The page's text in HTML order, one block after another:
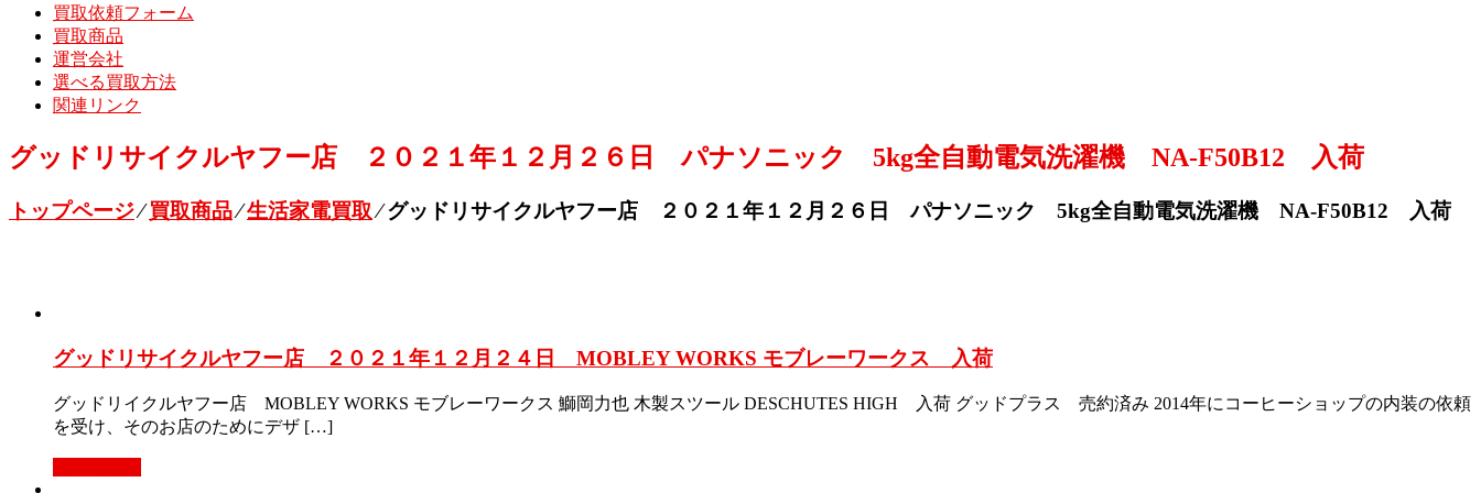
買取依頼フォーム
買取商品
運営会社
選べる買取方法
関連リンク
グッドリサイクルヤフー店 ２０２１年１２月２６日 パナソニック 5kg全自動電気洗濯機 NA-F50B12 入荷
トップページ⁄買取商品⁄生活家電買取⁄グッドリサイクルヤフー店 ２０２１年１２月２６日 パナソニック 5kg全自動電気洗濯機 NA-F50B12 入荷
グッドリサイクルヤフー店 ２０２１年１２月２４日 MOBLEY WORKS モブレーワークス 入荷
グッドリイクルヤフー店 MOBLEY WORKS モブレーワークス 鰤岡力也 木製スツール DESCHUTES HIGH 入荷 グッドプラス 売約済み 2014年にコーヒーショップの内装の依頼
を受け、そのお店のためにデザ […]